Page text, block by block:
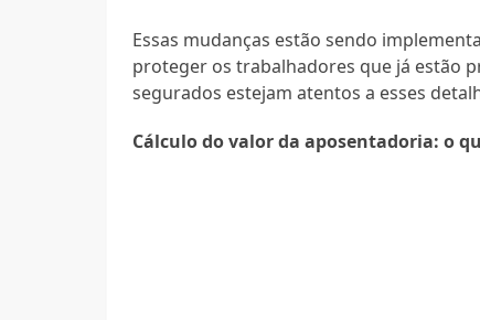
Essas mudanças estão sendo
proteger os trabalhadores que já estão
segurados estejam atentos a esses
Cálculo do valor da aposentadoria: o